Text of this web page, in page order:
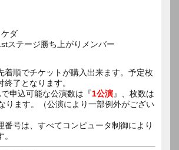
ダ
ステージ勝ち上がりメンバー
着順でチケットが購入出来ます。予定枚
了となります。
で申込可能な公演数は『1公演』、枚数は
ります。（公演により一部例外がござい
番号は、すべてコンピュータ制御により